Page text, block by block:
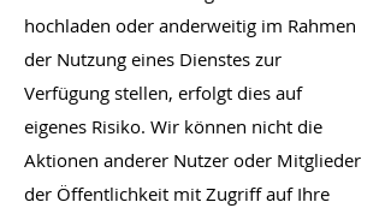
hochladen oder anderweitig im Rahmen
der Nutzung eines Dienstes zur
Verfügung stellen, erfolgt dies auf
eigenes Risiko. Wir können nicht die
Aktionen anderer Nutzer oder Mitglieder
der Öffentlichkeit mit Zugriff auf Ihre